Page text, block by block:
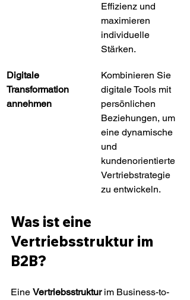
Effizienz und
maximieren
individuelle
Stärken.
Digitale
Transformation
annehmen
Kombinieren Sie
digitale Tools mit
persönlichen
Beziehungen, um
eine dynamische
und
kundenorientierte
Vertriebstrategie
zu entwickeln.
Was ist eine
Vertriebsstruktur im
B2B?
Eine Vertriebsstruktur im Business-to-